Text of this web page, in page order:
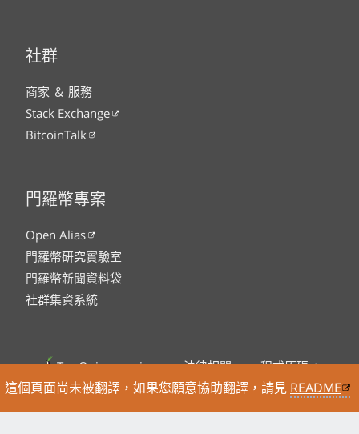
這個頁面尚未被翻譯，如果您願意協助翻譯，請見 README
社群
商家 ＆ 服務
Stack Exchange
BitcoinTalk
門羅幣專案
Open Alias
門羅幣研究實驗室
門羅幣新聞資料袋
社群集資系統
Tor Onion service 法律相關
程式原碼
Sitemap
RSS Feed